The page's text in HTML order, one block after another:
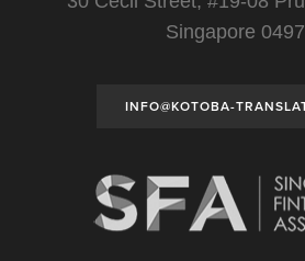
Singapore
INFO@KOTOBA-